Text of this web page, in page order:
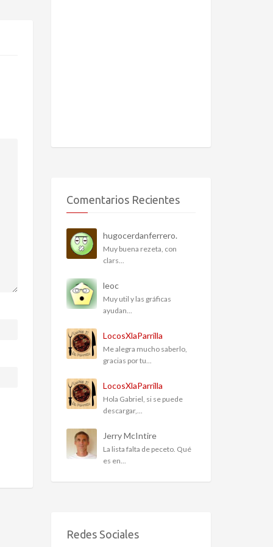
Comentarios Recientes
hugocerdanferrero.
Muy buena rezeta, con
clars...
leoc
Muy util y las gráficas
ayudan...
LocosXlaParrilla
Me alegra mucho saberlo,
gracias por tu...
LocosXlaParrilla
Hola Gabriel, si se puede
descargar,...
Jerry McIntire
La lista falta de peceto. Qué
es en...
Redes Sociales